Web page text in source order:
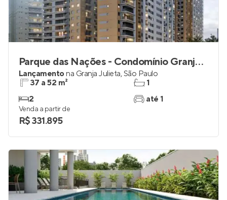
Parque das Nações - Condomínio Granja Julieta
Lançamentona Granja Julieta,São Paulo
37 a 52 m²
2
1
até 1
Venda a partir de
R$ 331.895